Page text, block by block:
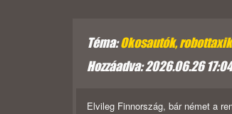
Téma:Okosautók,
Hozzáadva: 2026.06.26 17:04
Elvileg Finnország, bár német a